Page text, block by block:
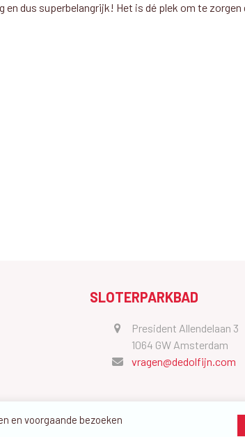
en dus superbelangrijk! Het is dé plek om te
SLOTERPARKBAD
President Allendelaan 3
1064 GW Amsterdam
vragen@dedolfijn.com
en voorgaande bezoeken